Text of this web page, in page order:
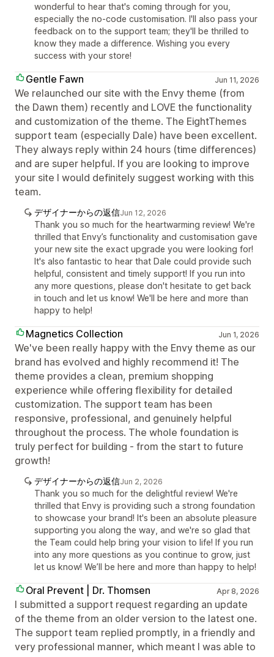
wonderful to hear that's coming through for you,
especially the no-code customisation. I'll also pass your
feedback on to the support team; they'll be thrilled to
know they made a difference. Wishing you every
success with your store!
Gentle Fawn Jun 11, 2026
We relaunched our site with the Envy theme (from
the Dawn them) recently and LOVE the functionality
and customization of the theme. The EightThemes
support team (especially Dale) have been excellent.
They always reply within 24 hours (time differences)
and are super helpful. If you are looking to improve
your site I would definitely suggest working with this
team.
デザイナーからの返信Jun 12, 2026
Thank you so much for the heartwarming review! We're
thrilled that Envy’s functionality and customisation gave
your new site the exact upgrade you were looking for!
It's also fantastic to hear that Dale could provide such
helpful, consistent and timely support! If you run into
any more questions, please don't hesitate to get back
in touch and let us know! We'll be here and more than
happy to help!
Magnetics Collection Jun 1, 2026
We've been really happy with the Envy theme as our
brand has evolved and highly recommend it! The
theme provides a clean, premium shopping
experience while offering flexibility for detailed
customization. The support team has been
responsive, professional, and genuinely helpful
throughout the process. The whole foundation is
truly perfect for building - from the start to future
growth!
デザイナーからの返信Jun 2, 2026
Thank you so much for the delightful review! We're
thrilled that Envy is providing such a strong foundation
to showcase your brand! It's been an absolute pleasure
supporting you along the way, and we're so glad that
the Team could help bring your vision to life! If you run
into any more questions as you continue to grow, just
let us know! We’ll be here and more than happy to help!
Oral Prevent | Dr. Thomsen Apr 8, 2026
I submitted a support request regarding an update
of the theme from an older version to the latest one.
The support team replied promptly, in a friendly and
very professional manner, which meant I was able to